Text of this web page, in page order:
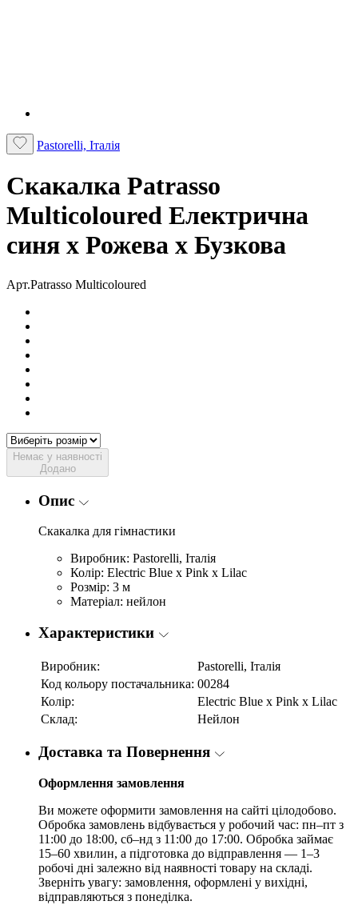
Pastorelli, Італія
Скакалка Patrasso
Multicoloured Електрична
синя x Рожева x Бузкова
Арт.Patrasso Multicoloured
Немає у наявності
Додано
Опис
Скакалка для гімнастики
Виробник: Pastorelli, Італія
Колір: Electric Blue x Pink x Lilac
Розмір: 3 м
Матеріал: нейлон
Характеристики
Виробник:
Pastorelli, Італія
Код кольору постачальника: 00284
Колір:
Electric Blue x Pink x Lilac
Склад:
Нейлон
Доставка та Повернення
Оформлення замовлення
Ви можете оформити замовлення на сайті цілодобово.
Обробка замовлень відбувається у робочий час: пн–пт з
11:00 до 18:00, сб–нд з 11:00 до 17:00. Обробка займає
15–60 хвилин, а підготовка до відправлення — 1–3
робочі дні залежно від наявності товару на складі.
Зверніть увагу: замовлення, оформлені у вихідні,
відправляються з понеділка.